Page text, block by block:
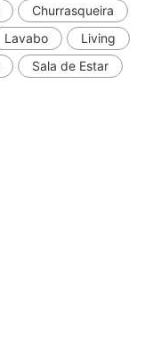
Churrasqueira
Lavabo
Living
Sala de Estar